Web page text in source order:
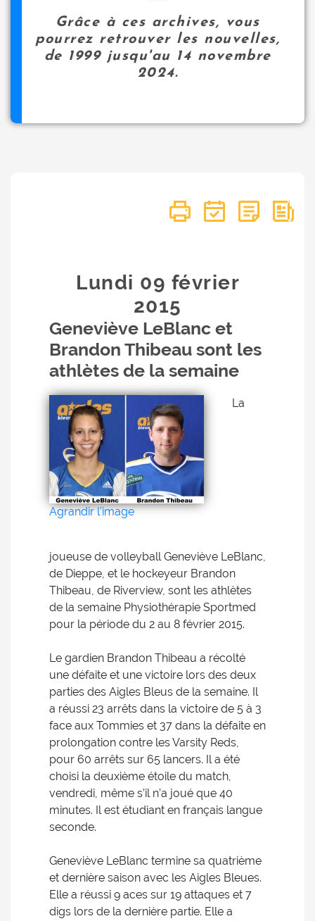
Grâce à ces archives, vous
pourrez retrouver les nouvelles,
de 1999 jusqu'au 14 novembre
2024.
Lundi 09 février
2015
Geneviève LeBlanc et
Brandon Thibeau sont les
athlètes de la semaine
Agrandir l'image
La
joueuse de volleyball Geneviève LeBlanc,
de Dieppe, et le hockeyeur Brandon
Thibeau, de Riverview, sont les athlètes
de la semaine Physiothérapie Sportmed
pour la période du 2 au 8 février 2015.
Le gardien Brandon Thibeau a récolté
une défaite et une victoire lors des deux
parties des Aigles Bleus de la semaine. Il
a réussi 23 arrêts dans la victoire de 5 à 3
face aux Tommies et 37 dans la défaite en
prolongation contre les Varsity Reds,
pour 60 arrêts sur 65 lancers. Il a été
choisi la deuxième étoile du match,
vendredi, même s’il n’a joué que 40
minutes. Il est étudiant en français langue
seconde.
Geneviève LeBlanc termine sa quatrième
et dernière saison avec les Aigles Bleues.
Elle a réussi 9 aces sur 19 attaques et 7
digs lors de la dernière partie. Elle a